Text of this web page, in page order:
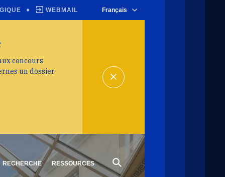
RECHERCHE RESSOURCES
WEBMAIL Français
concours
un dossier